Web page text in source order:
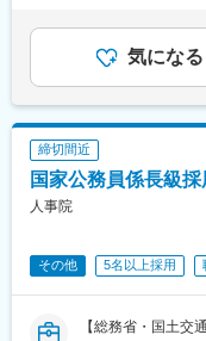
であり、68年以上
ト業界のリーディ
都市・地域計画、
発展に伴い多くの
変更の範囲：会社
└ 業界動向・市場
市場分析・管理
└ 顧客データや競
既存顧客対応
└ 取引先との関係
できるよう、多様
的として、モバイ
金額であり、選考
は固定手当を含め
気になる
締切間近
国家公務員係長級
人事院
その他 5名以上採用
【総務省・国土交